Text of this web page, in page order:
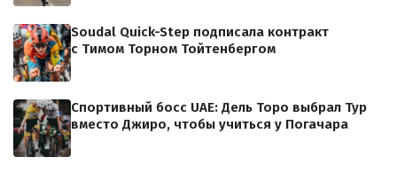
Soudal Quick-Step подписала контракт
с Тимом Торном Тойтенбергом
Спортивный босс UAE: Дель Торо выбрал Тур
вместо Джиро, чтобы учиться у Погачара